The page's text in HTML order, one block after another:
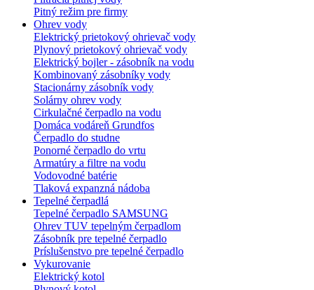
Pitný režim pre firmy
Ohrev vody
Elektrický prietokový ohrievač vody
Plynový prietokový ohrievač vody
Elektrický bojler - zásobník na vodu
Kombinovaný zásobníky vody
Stacionárny zásobník vody
Solárny ohrev vody
Cirkulačné čerpadlo na vodu
Domáca vodáreň Grundfos
Čerpadlo do studne
Ponorné čerpadlo do vrtu
Armatúry a filtre na vodu
Vodovodné batérie
Tlaková expanzná nádoba
Tepelné čerpadlá
Tepelné čerpadlo SAMSUNG
Ohrev TUV tepelným čerpadlom
Zásobník pre tepelné čerpadlo
Príslušenstvo pre tepelné čerpadlo
Vykurovanie
Elektrický kotol